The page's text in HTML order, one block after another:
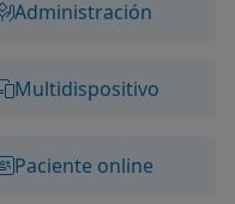
Administración
Multidispositivo
Paciente online